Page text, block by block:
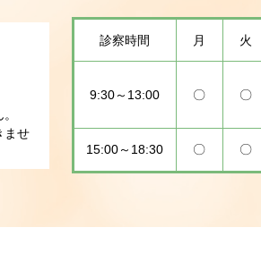
ませ
診察時間 月 火
9:30～13:00 〇 〇
15:00～18:30 〇 〇